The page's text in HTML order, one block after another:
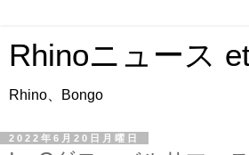
Rhinoニュース
Rhino、Bongo
2022年6月20日月曜日